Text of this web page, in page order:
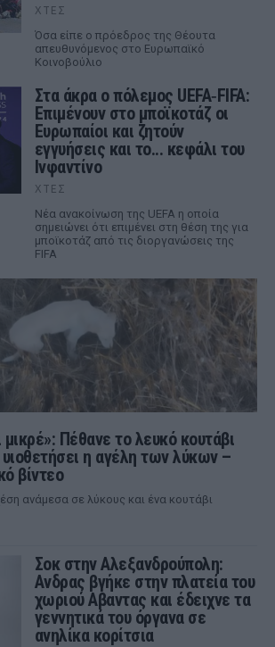
ΧΤΕΣ
Όσα είπε ο πρόεδρος της Θέουτα
απευθυνόμενος στο Ευρωπαϊκό
Κοινοβούλιο
Στα άκρα ο πόλεμος UEFA‑FIFA:
Επιμένουν στο μποϊκοτάζ οι
Ευρωπαίοι και ζητούν
εγγυήσεις και το... κεφάλι του
Ινφαντίνο
ΧΤΕΣ
Νέα ανακοίνωση της UEFA η οποία
σημειώνει ότι επιμένει στη θέση της για
μποϊκοτάζ από τις διοργανώσεις της
FIFA
μικρέ»: Πέθανε το λευκό κουτάβι
υιοθετήσει η αγέλη των λύκων –
βίντεο
ανάμεσα σε λύκους και ένα κουτάβι
Σοκ στην Αλεξανδρούπολη:
Ανδρας βγήκε στην πλατεία του
χωριού Αβαντας και έδειχνε τα
γεννητικά του όργανα σε
ανηλίκα κορίτσια